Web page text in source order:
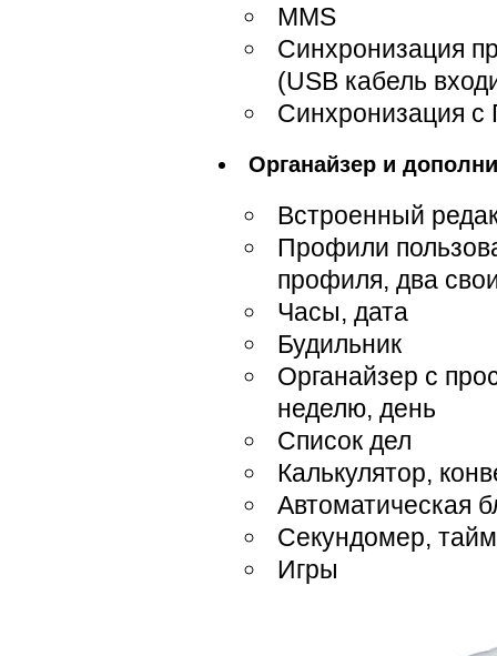
MMS
Cинхронизация
(USB кабель
Синхронизация с
Органайзер и
Встроенный
Профили
профиля, два
Часы, дата
Будильник
Органайзер с
неделю, день
Список дел
Калькулятор,
Автоматическая
Секундомер,
Игры